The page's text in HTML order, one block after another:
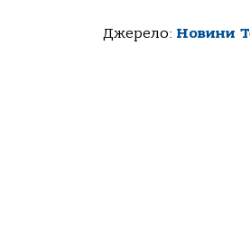
Джерело: Новини